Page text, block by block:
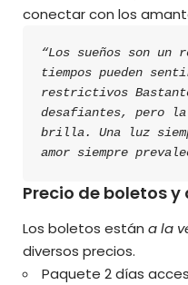
conectar con los
“Los sueños son
tiempos pueden
restrictivos
desafiantes, pero la
brilla. Una luz
amor siempre
Precio de boletos
Los boletos están a la
diversos precios.
Paquete 2 días